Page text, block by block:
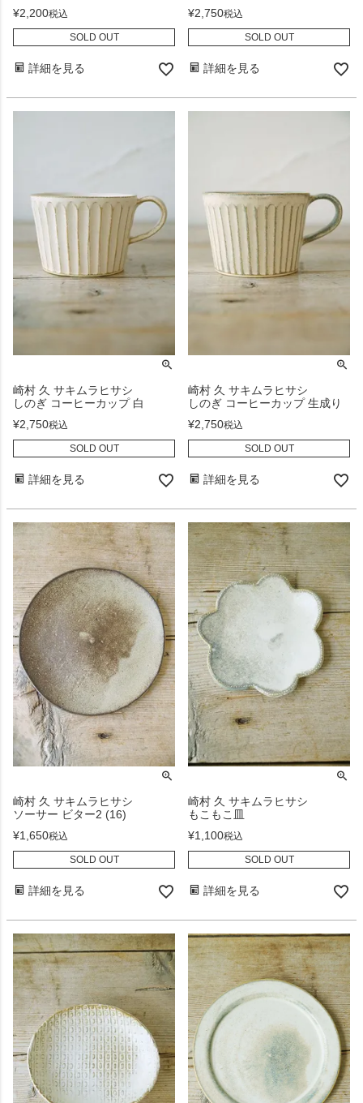
¥2,200税込
SOLD OUT
詳細を見る
¥2,750税込
SOLD OUT
詳細を見る
崎村 久 サキムラヒサシ
しのぎ コーヒーカップ 白
¥2,750税込
SOLD OUT
詳細を見る
崎村 久 サキムラヒサシ
しのぎ コーヒーカップ 生成り
¥2,750税込
SOLD OUT
詳細を見る
崎村 久 サキムラヒサシ
ソーサー ビター2 (16)
¥1,650税込
SOLD OUT
詳細を見る
崎村 久 サキムラヒサシ
もこもこ皿
¥1,100税込
SOLD OUT
詳細を見る